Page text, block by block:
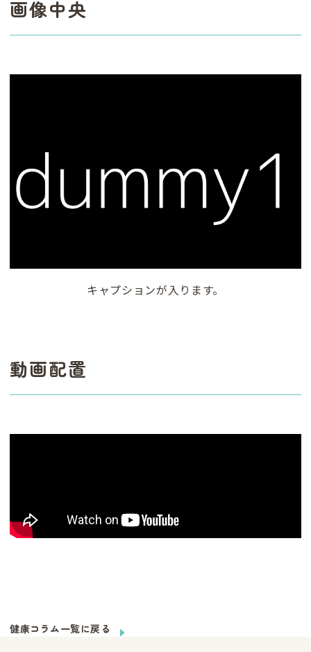
画像中央
キャプションが入ります。
動画配置
健康コラム一覧に戻る